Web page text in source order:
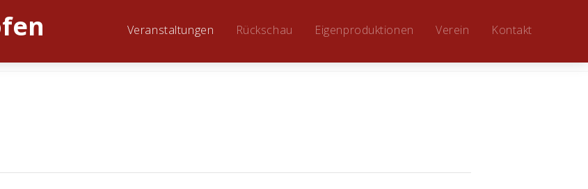
Veranstaltungen Rückschau Eigenproduktionen Verein Kontakt